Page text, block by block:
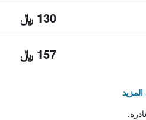
130 ﷼
157 ﷼